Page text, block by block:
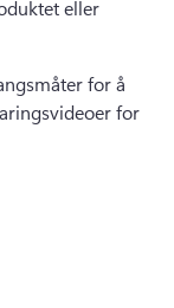
eller
for å
for